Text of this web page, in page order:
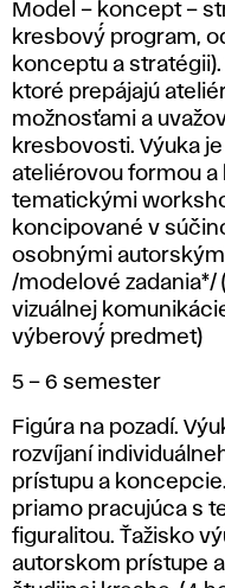
Model – koncept –
kresbový́ program,
konceptu a stratégii).
ktoré prepájajú
možnosťami a
kresbovosti. Výuka
ateliérovou formou a
tematickými
koncipované v
osobnými
/modelové zadania*/
vizuálnej
výberový́ predmet)
5 – 6 semester
Figúra na pozadí.
rozvíjaní
prístupu a
priamo pracujúca s
figuralitou. Ťažisko
autorskom prístupe